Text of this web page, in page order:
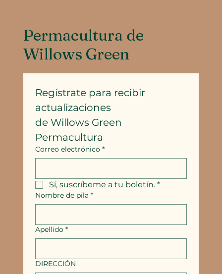
Permacultura de
Willows Green
Regístrate para recibir
actualizaciones
de Willows Green
Permacultura
Correo electrónico *
Sí, suscríbeme a tu boletín. *
Nombre de pila *
Apellido *
DIRECCIÓN